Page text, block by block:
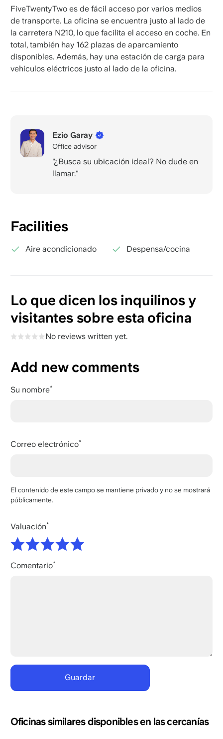
FiveTwentyTwo es de fácil acceso por varios medios
de transporte. La oficina se encuentra justo al lado de
la carretera N210, lo que facilita el acceso en coche. En
total, también hay 162 plazas de aparcamiento
disponibles. Además, hay una estación de carga para
vehículos eléctricos justo al lado de la oficina.
Ezio Garay
Office advisor
"¿Busca su ubicación ideal? No dude en
llamar."
Facilities
Aire acondicionado Despensa/cocina
Lo que dicen los inquilinos y
visitantes sobre esta oficina
No reviews written yet.
Add new comments
Su nombre
Correo electrónico
El contenido de este campo se mantiene privado y no se mostrará
públicamente.
Valuación
Comentario
Oficinas similares disponibles en las cercanías